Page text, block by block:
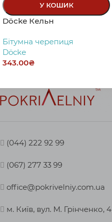
У КОШИК
Döcke Кельн
Бітумна черепиця
Döcke
343.00₴
(044) 222 92 99
(067) 277 33 99
office@pokrivelniy.com.ua
м. Київ, вул. М. Грінченко, 4